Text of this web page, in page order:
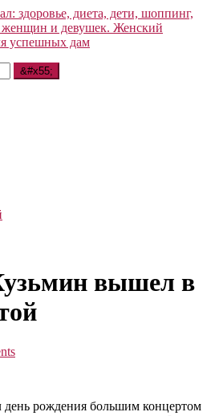
вышел в
день рождения большим концертом